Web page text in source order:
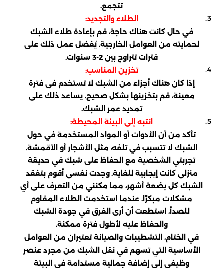
تتجمع.
الطلاء والتجديد:
في حال كانت هناك حاجة، قم بإعادة طلاء الشبك
لحمايته من العوامل الخارجية. يُفضل عمل ذلك على
فترات تتراوح بين 2-3 سنوات.
تخزين المناسب:
إذا كان هناك أجزاء من الشبك لا تستخدم في فترة
معينة، قم بتخزينها بشكل صحيح. يساعد ذلك على
تمديد عمر الشبك.
انتبه إلى البيئة المحيطة:
تأكد من أن الأدوات أو المواد المستخدمة في حول
الشبك لا تتسبب في تلفه، مثل الأشجار أو الأقمشة.
تجربتي الشخصية مع الحفاظ على شبك في حديقة
منزلي كانت إيجابية للغاية. وجدت نفسي أقوم بتفقد
الشبك كل بضعة أشهر، مما مكنني من التعرف على أي
مشكلات مبكرًا. عندما استخدمت الطلاء المقاوم
للصدأ، استطعت أن أرى الفرق في جودة الشبك
والحفاظ عليه لأطول فترة ممكنة.
في الختام، التشطيبات والصيانة تعتبران من العوامل
الأساسية التي تسهم في نقل الشبك من مجرد عنصر
وظيفي إلى إضافة جمالية مستدامة في البيئة